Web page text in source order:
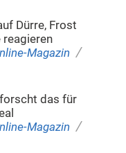
Dürre, Frost
reagieren
Magazin /
das für
Magazin /